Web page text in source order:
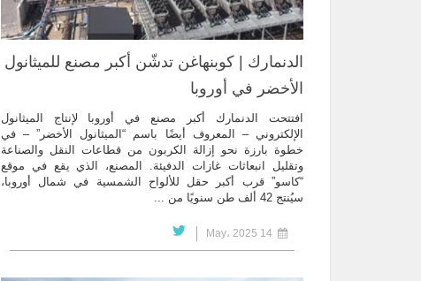
الدنمارك | كوبنهاغن تدشّن أكبر مصنع للميثانول
الأخضر في أوروبا
افتتحت الدنمارك أكبر مصنع في أوروبا لإنتاج الميثانول
الإلكتروني – المعروف أيضًا باسم “الميثانول الأخضر” – في
خطوة بارزة نحو إزالة الكربون من قطاعات النقل والصناعة
وتقليل انبعاثات غازات الدفيئة. المصنع، الذي يقع في موقع
“كاسو” قرب أكبر حقل للألواح الشمسية في شمال أوروبا،
سيُنتج 42 ألف طن سنويًا من ...